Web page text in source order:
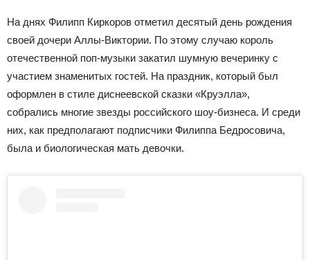
На днях Филипп Киркоров отметил десятый день рождения
своей дочери Аллы-Виктории. По этому случаю король
отечественной поп-музыки закатил шумную вечеринку с
участием знаменитых гостей. На праздник, который был
оформлен в стиле диснеевской сказки «Круэлла»,
собрались многие звезды российского шоу-бизнеса. И среди
них, как предполагают подписчики Филиппа Бедросовича,
была и биологическая мать девочки.